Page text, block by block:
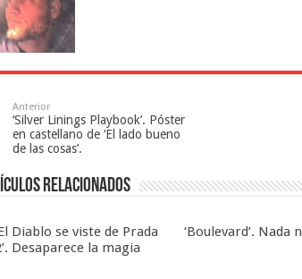
Anterior
‘Silver Linings Playbook’. Póster
en castellano de ‘El lado bueno
de las cosas’.
relacionados
Diablo se viste de Prada
Desaparece la magia
‘Boulevard’. Nada